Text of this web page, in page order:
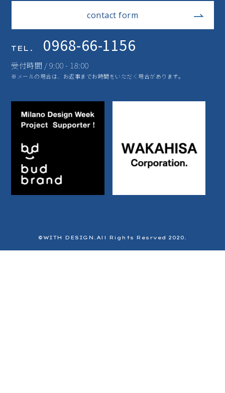
contact form
TEL. 0968-66-1156
受付時間 / 9:00 - 18:00
※メールの場合は、お返事までお時間をいただく場合があります。
©️WITH DESIGN.All Rights Resrved 2020.